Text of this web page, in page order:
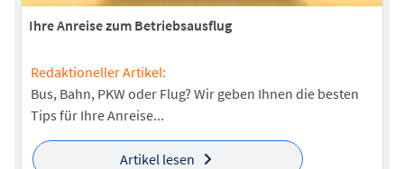
Ihre Anreise zum Betriebsausflug
Redaktioneller Artikel:
Bus, Bahn, PKW oder Flug? Wir geben Ihnen die besten
Tips für Ihre Anreise...
Artikel lesen